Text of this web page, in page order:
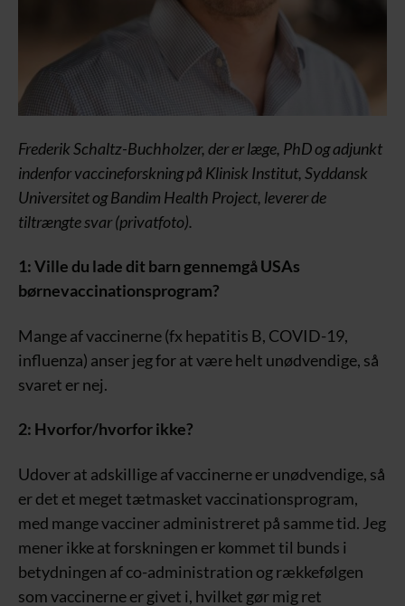
Frederik Schaltz-Buchholzer, der er læge, PhD og adjunkt
indenfor vaccineforskning på Klinisk Institut, Syddansk
Universitet og Bandim Health Project, leverer de
tiltrængte svar (privatfoto).
1: Ville du lade dit barn gennemgå USAs
børnevaccinationsprogram?
Mange af vaccinerne (fx hepatitis B, COVID-19,
influenza) anser jeg for at være helt unødvendige, så
svaret er nej.
2: Hvorfor/hvorfor ikke?
Udover at adskillige af vaccinerne er unødvendige, så
er det et meget tætmasket vaccinationsprogram,
med mange vacciner administreret på samme tid. Jeg
mener ikke at forskningen er kommet til bunds i
betydningen af co-administration og rækkefølgen
som vaccinerne er givet i, hvilket gør mig ret